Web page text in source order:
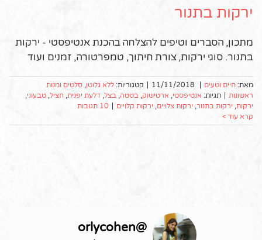
ירקות בתנור
מתכון, הסברים וטיפים להצלחה בהכנת אנטיפסטי - ירקות
בתנור. סוגי ירקות, צורת חיתוך, טמפרטורה, זמנים ועוד
מאת: חיים וטעים 11/11/2018 קטגוריות: ללא גלוטן, סלטים ומנות
ראשונות
תגיות: אנטיפסטי, ארטישוק, בטטה, בצל, דלעת יפנית, חציל, טבעוני,
ירקות, ירקות בתנור, ירקות צלויים, ירקות קלויים
10 תגובות
קרא עוד >
@
orlycohen